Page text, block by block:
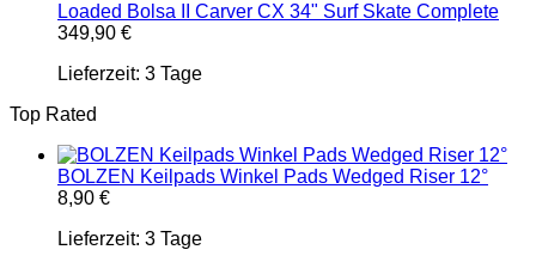
Loaded Bolsa II Carver CX 34" Surf Skate Complete
349,90 €
Lieferzeit: 3 Tage
Top Rated
BOLZEN Keilpads Winkel Pads Wedged Riser 12°
8,90 €
Lieferzeit: 3 Tage